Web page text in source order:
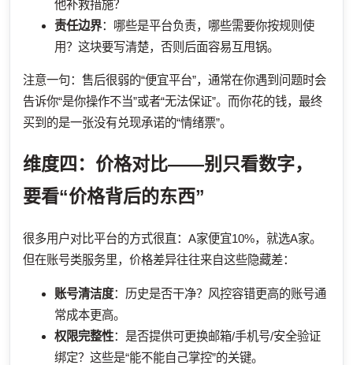
他补救措施？
责任边界：哪些是平台负责，哪些需要你按规则使
用？这块要写清楚，否则后面容易互甩锅。
注意一句：售后很弱的“便宜平台”，通常在你遇到问题时会
告诉你“是你操作不当”或者“无法保证”。而你花的钱，最终
买到的是一张没有兑现承诺的“情绪票”。
维度四：价格对比——别只看数字，
要看“价格背后的东西”
很多用户对比平台的方式很直：A家便宜10%，就选A家。
但在账号类服务里，价格差异往往来自这些隐藏差：
账号清洁度：历史是否干净？风控容错更高的账号通
常成本更高。
权限完整性：是否提供可更换邮箱/手机号/安全验证
绑定？这些是“能不能自己掌控”的关键。